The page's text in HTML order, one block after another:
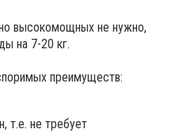
высокомощных не нужно,
на 7-20 кг.
преимуществ:
т.е. не требует